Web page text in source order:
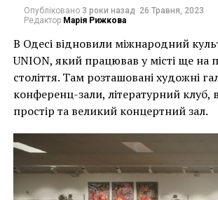
Хулігани, які намагалися зафарбувати
які відколювали зафарбовані
продати їх у Facebook, тріщини в стіні
окружної ради – це лише деякі з
якими довелося зіткнутися Куттсам.
їм довелося за власний кошт
який би наглядав за муралом вночі.
Єдиний вихід, кажуть Куттси, – це
фреску, а для цього за останній
Опубліковано 3 роки назад 26 Травня, 2023
Редактор Марія Рижкова
В Одесі відновили міжнародний
UNION, який працював у місті ще на
століття. Там розташовані художні
конференц-зали, літературний клуб,
простір та великий концертний зал.